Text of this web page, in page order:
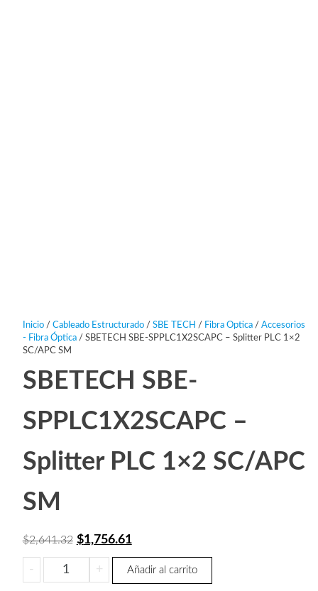
Inicio/ Cableado Estructurado/ SBE TECH / Fibra Optica/ Accesorios
- Fibra Óptica/ SBETECH SBE-SPPLC1X2SCAPC – Splitter PLC 1×2
SC/APC SM
SBETECH SBE-
SPPLC1X2SCAPC –
Splitter PLC 1×2 SC/APC
SM
$2,641.32 El
precio
original
$1,756.61El
precio
-
SBETECH
SBE-
+ Añadir al carrito